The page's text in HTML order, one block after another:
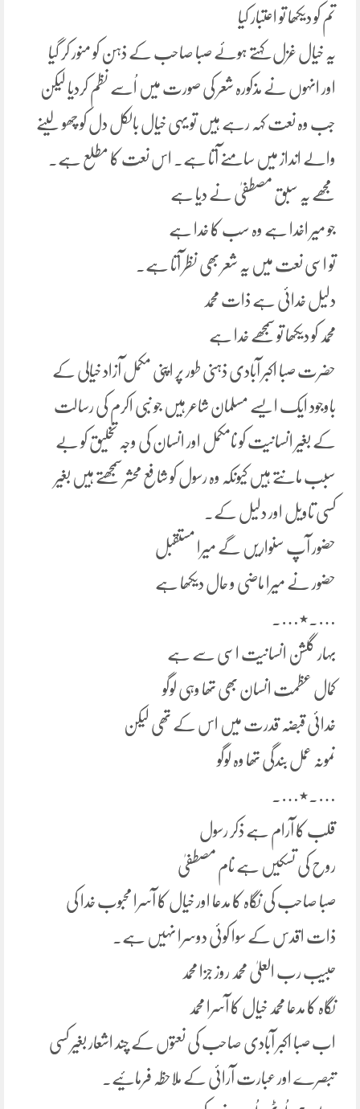
تم کو دیکھا تو اعتبار کیا
یہ خیال غزل کہتے ہوئے صبا صاحب کے ذہن کو منور کر گیا
اور انہوں نے مذکورہ شعر کی صورت میں اُسے نظم کردیا لیکن
جب وہ نعت کہہ رہے ہیں تو یہی خیال بالکل دل کو چھو لینے
والے انداز میں سامنے آتا ہے۔ اس نعت کا مطلع ہے۔
مجھے یہ سبق مصطفیٰ نے دیا ہے
جو میر اخدا ہے وہ سب کا خدا ہے
تو اسی نعت میں یہ شعر بھی نظر آتا ہے۔
دلیل خدائی ہے ذات محمد
محمد کو دیکھا تو سمجھے خدا ہے
حضرت صبا اکبر آبادی ذہنی طور پر اپنی مکمل آزاد خیالی کے
باوجود ایک ایسے مسلمان شاعر ہیں جو نبی اکرم کی رسالت
کے بغیر انسانیت کو نامکمل اور انسان کی وجہ تخلیق کو بے
سبب مانتے ہیں کیونکہ وہ رسول کو شافع محشر سمجھتے ہیں بغیر
کسی تاویل اور دلیل کے۔
حضور آپ سنواریں گے میرا مستقبل
حضور نے میرا ماضی و حال دیکھا ہے
….٭….
بہار گلشن انسانیت اسی سے ہے
کمال عظمت انسان بھی تھا وہی لوگو
خدائی قبضہ قدرت میں اس کے تھی لیکن
نمونہ عمل بندگی تھا وہ لوگو
….٭….
قلب کا آرام ہے ذکر رسول
روح کی تسکیں ہے نام مصطفیٰ
صبا صاحب کی نگاہ کا مدعا اور خیال کا آسرا محبوب خدا کی
ذات اقدس کے سوا کوئی دوسرا نہیں ہے۔
حبیب رب العلیٰ محمد روز جزا محمد
نگاہ کا مدعا محمد خیال کا آسرا محمد
اب صبا اکبر آبادی صاحب کی نعتوں کے چند اشعار بغیر کسی
تبصرے اور عبارت آرائی کے ملاحظہ فرمائیے۔